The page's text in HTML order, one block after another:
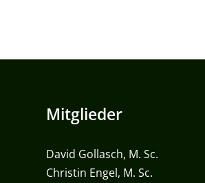
Mitglieder
David Gollasch, M. Sc.
Christin Engel, M. Sc.